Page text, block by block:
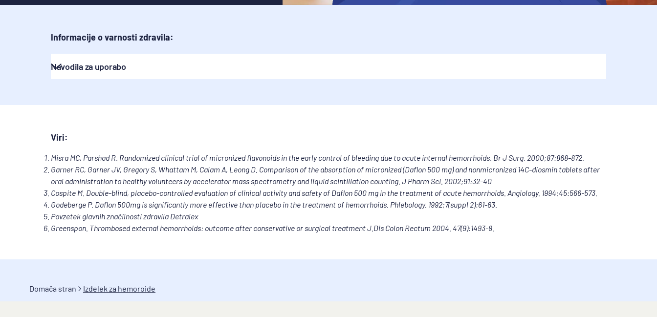
Informacije o varnosti zdravila:
Navodila za uporabo
Kaj je zdravilo DETRALEX in za kaj ga uporabljamo
Zdravilo DETRALEX se uporablja pri odraslih in je namenjeno:
zdravljenju simptomov kronične bolezni ven. Kronična bolezen ven je bolezen ven na nogah, pri kateri kri prepočasi odteka iz spodnjih udov, zato tekočina
prehaja skozi steno kapilar (najmanjših žil) in se nabira v tkivu. Bolezen ven se kaže kot: boleče ali utrujene noge, občutek težkih nog, srbenje, nočni krči v
mečih, pojav krčnih žil (varic) na nogah, otekanje nog.
zdravljenju simptomov akutne hemoroidalne bolezni (hemoroidov). Bolezen spremljajo: bolečina, krvavitev iz danke, občutek nepopolnega izpraznjenja
Kaj morate vedeti, preden boste vzeli zdravilo DETRALEX
Ne uporabljajte zdravila DETRALEX
zdravljenja drugih analnih motenj.
Viri:
Misra MC, Parshad R. Randomized clinical trial of micronized flavonoids in the early control of bleeding due to acute internal hemorrhoids. Br J Surg. 2000;87:868-872.
Garner RC, Garner JV, Gregory S, Whattam M, Calam A, Leong D. Comparison of the absorption of micronized (Daflon 500 mg) and nonmicronized 14C-diosmin tablets after
oral administration to healthy volunteers by accelerator mass spectrometry and liquid scintillation counting. J Pharm Sci. 2002;91:32-40
Cospite M. Double-blind, placebo-controlled evaluation of clinical activity and safety of Daflon 500 mg in the treatment of acute hemorrhoids. Angiology. 1994;45:566-573.
Godeberge P. Daflon 500mg is significantly more effective than placebo in the treatment of hemorrhoids. Phlebology. 1992;7(suppl 2):61-63.
Povzetek glavnih značilnosti zdravila Detralex
Greenspon. Thrombosed external hemorrhoids: outcome after conservative or surgical treatment J.Dis Colon Rectum 2004. 47(9):1493-8.
Domača stran Izdelek za hemoroide